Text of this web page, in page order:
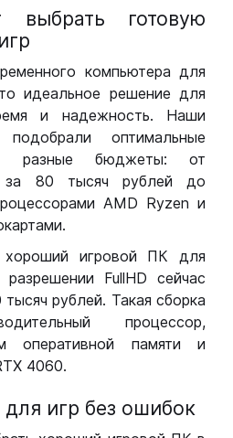
выбрать готовую
компьютера для
идеальное решение для
и надежность. Наши
оптимальные
разные бюджеты: от
за 80 тысяч рублей до
AMD Ryzen и
хороший игровой ПК для
FullHD сейчас
рублей. Такая сборка
процессор,
оперативной памяти и
4060.
игр без ошибок